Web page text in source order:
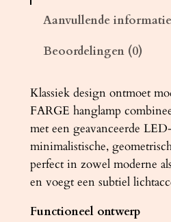
G
E
r
o
z
e
E
Aanvullende informatie
Beoordelingen (0)
Klassiek design ontmoet
FARGE hanglamp
met een geavanceerde
minimalistische,
perfect in zowel moderne
en voegt een subtiel
Functioneel ontwerp